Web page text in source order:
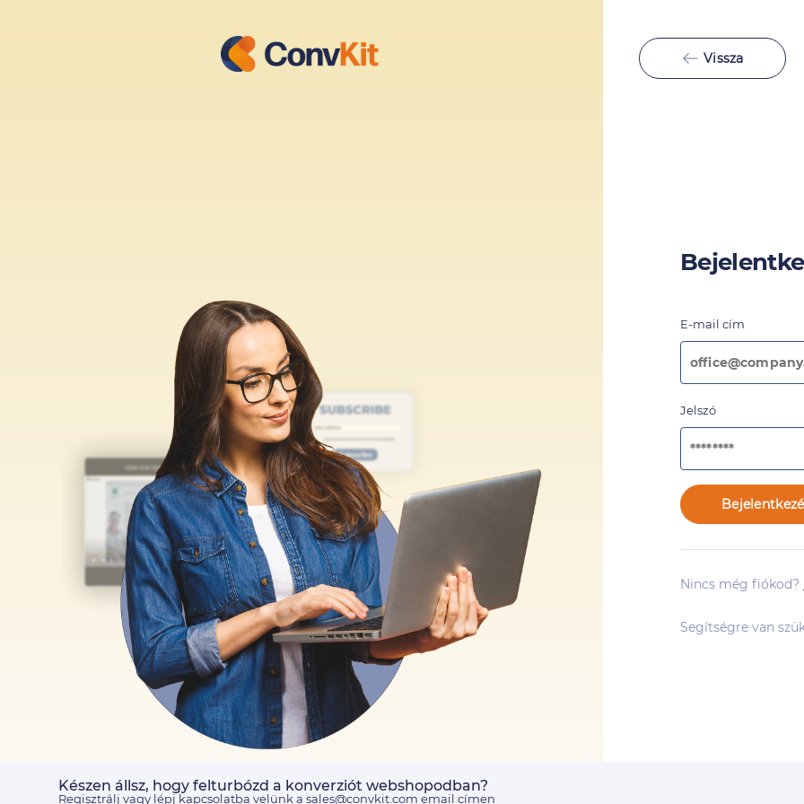
Vissza
E-mail cím
Jelszó
Nincs még fiókod?
Segítségre van
Készen állsz, hogy felturbózd a konverziót webshopodban?
Regisztrálj vagy lépj kapcsolatba velünk a sales@convkit.com email címen